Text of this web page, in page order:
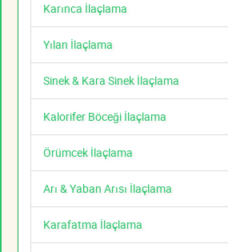
Karınca İlaçlama
Yılan İlaçlama
Sinek & Kara Sinek İlaçlama
Kalorifer Böceği İlaçlama
Örümcek İlaçlama
Arı & Yaban Arısı İlaçlama
Karafatma İlaçlama